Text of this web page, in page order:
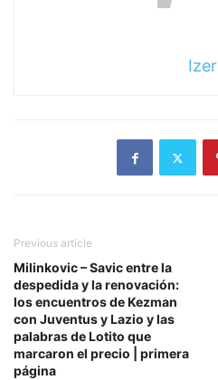
Izer
Previous article
Milinkovic – Savic entre la
despedida y la renovación:
los encuentros de Kezman
con Juventus y Lazio y las
palabras de Lotito que
marcaron el precio | primera
página